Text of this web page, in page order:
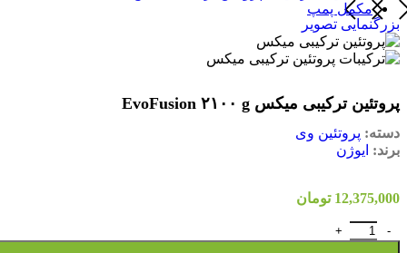
ای وی ال (EVL)
ناترکس
مکمل پمپ
بزرگنمایی تصویر
پروتئین ترکیبی میکس EvoFusion ۲۱۰۰ g
دسته: پروتئین وی
برند: ایوژن
12,375,000 تومان